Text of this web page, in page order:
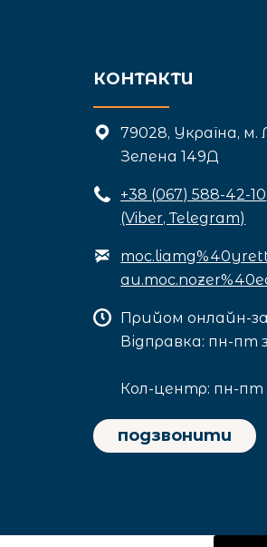
КОНТАКТИ
79028, Україна, м.
Зелена 149Д
+38 (067) 588-42-10
(Viber, Telegram)
Прийом онлайн-
Відправка: пн-пт
Кол-центр: пн-пт
подзвонити